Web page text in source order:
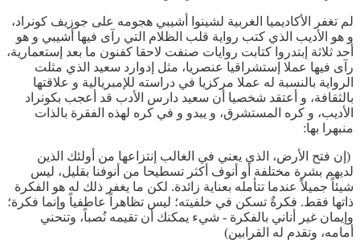
لم تغفر الأكاديميا الغربية لشينوا أشيبي هجومه على جوزيف كونراد،
و هو الأديب الذي كتب رواية قلب الظلام التي رآى فيها أشيبي و هو
أحد ثلاثة إبتدروا كتابت روايات صنفت لاحقا كفنون ما بعد إستعمارية،
رآى فيها عملا إستشراقيا عنصريا، مثل إدوارد سعيد الذي مثلت
الرواية بالنسبة له عملا مركزيا في دراسته للإمبريالية و علاقتها
بالثقافة، و أعتقد شخصيا أن سعيد دارس الأدب قد أعجب بكونراد
الأديب، و كره المستشرق، و يبدو و في كره لهذه الفقرة بالذات
منبهرا بها:
(إن فتح الأرض، الذي يعني في الغالب إنتزاعها من أولئك الذين
لديهم بشرة مختلفة أو أنوف أكثر تسطيحا من أنوفنا بقليل، ليس
شيئاً جميلاً عندما تتأمله بعناية زائدة. لكن ما يغفر ذلك له هو الفكرة
ذاتها فقط. فكرةٌ تسكن في خلفيته؛ ليس تظاهراً عاطفياً وإنما فكرة؛
وإيمان غير أناني بالفكرة - شيء يمكنك أن تقيمه نُصباً، وتنحني
أمامه، وتقدم له القرابين)